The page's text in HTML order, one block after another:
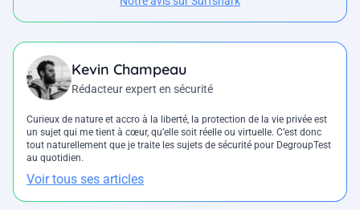
Kevin Champeau
Rédacteur expert en sécurité
Curieux de nature et accro à la liberté, la protection de la vie privée est
un sujet qui me tient à cœur, qu’elle soit réelle ou virtuelle. C’est donc
tout naturellement que je traite les sujets de sécurité pour DegroupTest
au quotidien.
Voir tous ses articles